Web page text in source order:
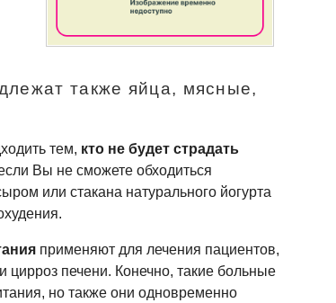
также яйца, мясные,
тем, кто не будет страдать
Вы не сможете обходиться
или стакана натурального йогурта
применяют для лечения пациентов,
цирроз печени. Конечно, такие больные
но также они одновременно